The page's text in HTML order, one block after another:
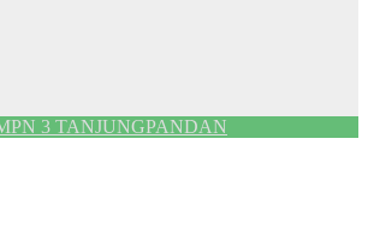
3 TANJUNGPANDAN